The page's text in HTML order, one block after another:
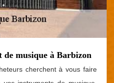
musique à Barbizon
cherchent à vous faire